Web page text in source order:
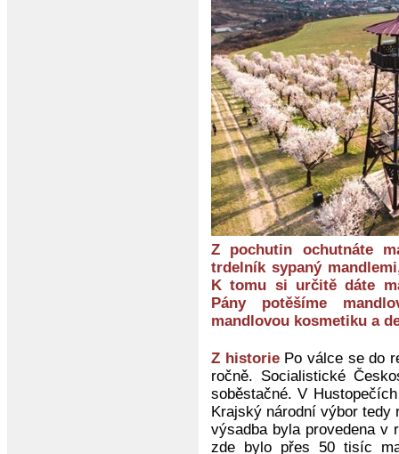
Z pochutin ochutnáte
trdelník sypaný
K tomu si určitě dáte
Pány potěšíme
mandlovou kosmetiku a
Z historie Po válce se do
ročně. Socialistické
soběstačné. V
Krajský národní výbor tedy
výsadba byla provedena v
zde bylo přes 50 tisíc